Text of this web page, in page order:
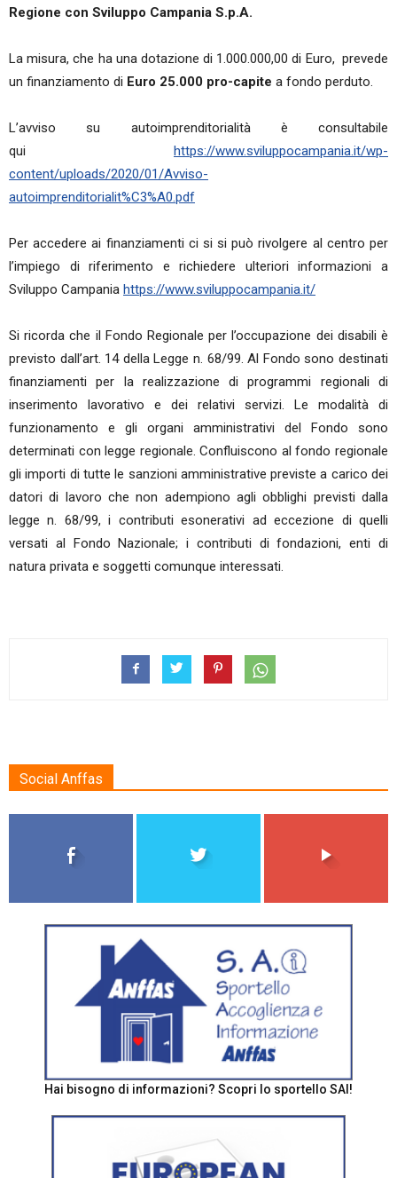
Regione con Sviluppo Campania S.p.A.
La misura, che ha una dotazione di 1.000.000,00 di Euro, prevede
un finanziamento di Euro 25.000 pro-capite a fondo perduto.
L’avviso su autoimprenditorialità è consultabile
qui https://www.sviluppocampania.it/wp-
content/uploads/2020/01/Avviso-
autoimprenditorialit%C3%A0.pdf
Per accedere ai finanziamenti ci si si può rivolgere al centro per
l’impiego di riferimento e richiedere ulteriori informazioni a
Sviluppo Campania https://www.sviluppocampania.it/
Si ricorda che il Fondo Regionale per l’occupazione dei disabili è
previsto dall’art. 14 della Legge n. 68/99. Al Fondo sono destinati
finanziamenti per la realizzazione di programmi regionali di
inserimento lavorativo e dei relativi servizi. Le modalità di
funzionamento e gli organi amministrativi del Fondo sono
determinati con legge regionale. Confluiscono al fondo regionale
gli importi di tutte le sanzioni amministrative previste a carico dei
datori di lavoro che non adempiono agli obblighi previsti dalla
legge n. 68/99, i contributi esonerativi ad eccezione di quelli
versati al Fondo Nazionale; i contributi di fondazioni, enti di
natura privata e soggetti comunque interessati.
Social Anffas
Hai bisogno di informazioni? Scopri lo sportello SAI!